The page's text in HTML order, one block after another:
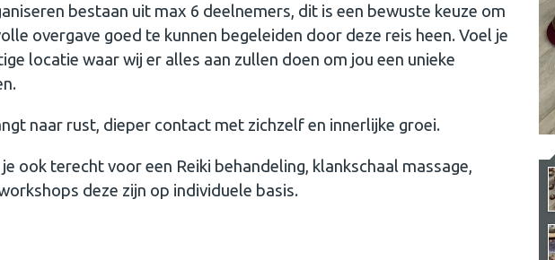
bestaan uit max 6 deelnemers, dit is een bewuste keuze om
overgave goed te kunnen begeleiden door deze reis heen. Voel je
locatie waar wij er alles aan zullen doen om jou een unieke
naar rust, dieper contact met zichzelf en innerlijke groei.
ook terecht voor een Reiki behandeling, klankschaal massage,
deze zijn op individuele basis.